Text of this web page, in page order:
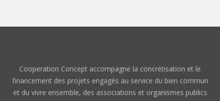
Cooperation Concept accompagne la concrétisation et le
financement des projets engagés au service du bien commun
et du vivre ensemble, des associations et organismes publics